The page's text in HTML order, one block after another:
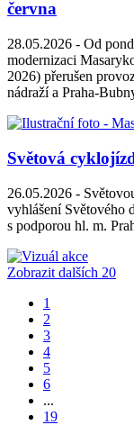
června
28.05.2026 - Od
modernizaci
2026) přerušen
nádraží a Praha-
Světová
26.05.2026 -
vyhlášení Světového
s podporou hl. m.
Zobrazit dalších 20
1
2
3
4
5
6
...
19